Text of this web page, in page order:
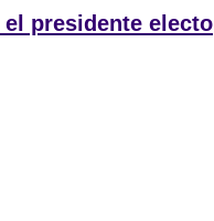
presidente electo